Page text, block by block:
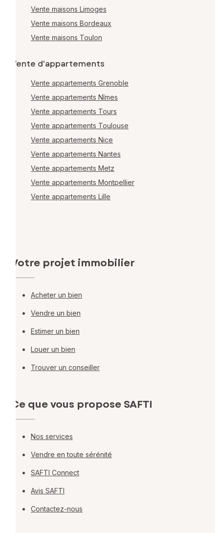
Vente maisons Limoges
Vente maisons Bordeaux
Vente maisons Toulon
Vente d'appartements
Vente appartements Grenoble
Vente appartements Nîmes
Vente appartements Tours
Vente appartements Toulouse
Vente appartements Nice
Vente appartements Nantes
Vente appartements Metz
Vente appartements Montpellier
Vente appartements Lille
Votre projet immobilier
Acheter un bien
Vendre un bien
Estimer un bien
Louer un bien
Trouver un conseiller
Ce que vous propose SAFTI
Nos services
Vendre en toute sérénité
SAFTI Connect
Avis SAFTI
Contactez-nous